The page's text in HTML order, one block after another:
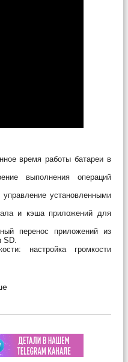
время работы батареи в
выполнения операций
установленными
и кэша приложений для
перенос приложений из
SD.
настройка громкости